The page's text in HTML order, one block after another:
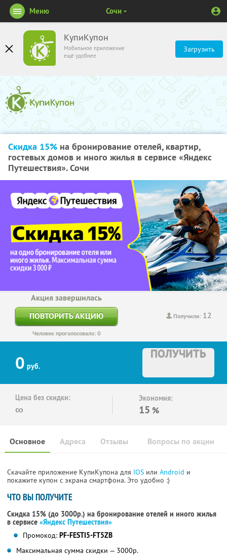
КупиКупон
Мобильное приложение
ещё удобнее
Загрузить
Меню Сочи
Скидка 15% на бронирование отелей, квартир,
гостевых домов и иного жилья в сервисе «Яндекс
Путешествия». Сочи
Получили: 12
Акция завершилась
ПОВТОРИТЬ АКЦИЮ
Человек проголосовало: 0
0 руб.
ПОЛУЧИТЬ
Цена без скидки:
∞
Экономия:
15 %
Основное Отзывы Вопросы по акции
Адреса
Скачайте приложение КупиКупона для IOS или Android и
покажите купон с экрана смартфона. Это удобно :)
ЧТО ВЫ ПОЛУЧИТЕ
Скидка 15% (до 3000р.) на бронирование отелей и иного жилья
в сервисе «Яндекс Путешествия»
Промокод: PF-FESTI5-FT5ZB
Максимальная сумма скидки — 3000р.